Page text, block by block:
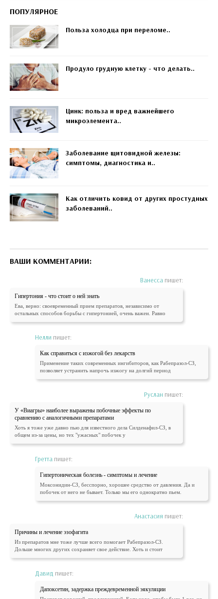
ПОПУЛЯРНОЕ
Польза холодца при переломе..
Продуло грудную клетку - что делать..
Цинк: польза и вред важнейшего
микроэлемента..
Заболевание щитовидной железы:
симптомы, диагностика и..
Как отличить ковид от других простудных
заболеваний..
ВАШИ КОММЕНТАРИИ:
Ванесса пишет:
Гипертония - что стоит о ней знать
Ева, верно: своевременный прием препаратов, независимо от
остальных способов борьбы с гипертонией, очень важен. Равно
Нелли пишет:
Как справиться с изжогой без лекарств
Применение таких современных ингибиторов, как Рабепразол-СЗ,
позволяет устранить напрочь изжогу на долгий период
Руслан пишет:
У «Виагры» наиболее выражены побочные эффекты по
сравнению с аналогичными препаратами
Хоть я тоже уже давно пью для известного дела Силденафил-СЗ, в
общем из-за цены, но тех "ужасных" побочек у
Гретта пишет:
Гипертоническая болезнь - симптомы и лечение
Моксонидин-СЗ, бесспорно, хорошее средство от давления. Да и
побочек от него не бывает. Только мы его однократно пьем.
Анастасия пишет:
Причины и лечение эзофагита
Из препаратов мне тоже лучше всего помогает Рабепразол-СЗ.
Дольше многих других сохраняет свое действие. Хоть и стоит
Давид пишет:
Дапоксетин, задержка преждевременной эякуляции